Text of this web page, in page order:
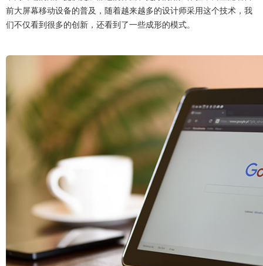
前大屏幕移动设备的普及，随着越来越多的设计师采用这个技术，我
们不仅看到很多的创新，还看到了一些成形的模式。